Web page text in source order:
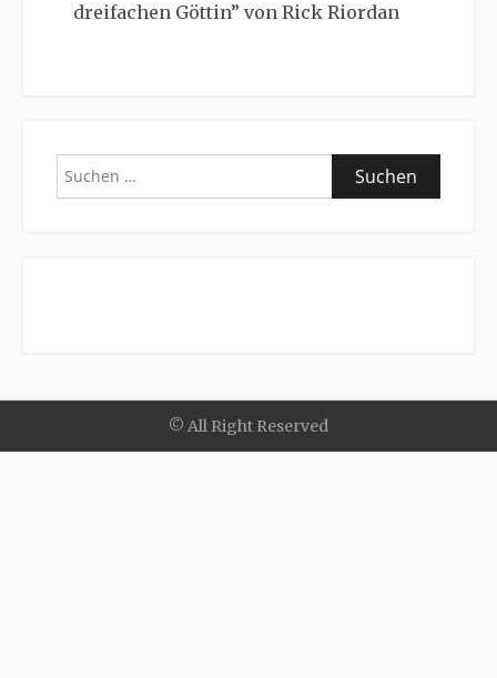
dreifachen Göttin” von Rick Riordan
Suchen
nach:
© All Right Reserved